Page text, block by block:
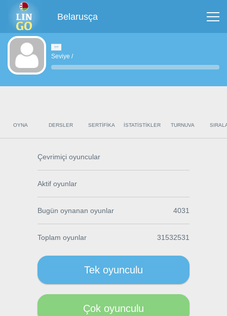
Belarusça
Seviye /
OYNA DERSLER SERTIFIKA İSTATISTIKLER TURNUVA
Çevrimiçi oyuncular
Aktif oyunlar
Bugün oynanan oyunlar 4031
Toplam oyunlar 31532531
Tek oyunculu
Çok oyunculu